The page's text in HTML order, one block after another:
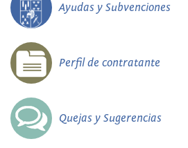
Ayudas y Subvenciones
Perfil de contratante
Quejas y Sugerencias